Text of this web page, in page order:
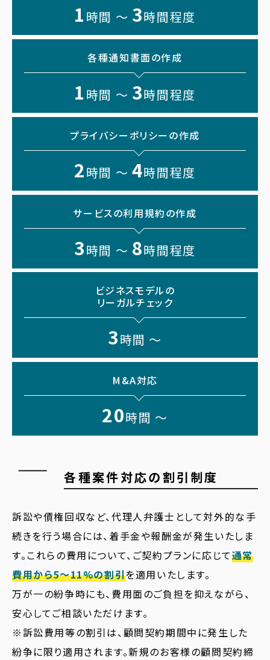
1 時間 〜 3時間程度
各種通知書面の作成
1 時間 〜 3時間程度
プライバシーポリシーの作成
2時間 〜 4時間程度
サービスの利用規約の作成
3時間 〜 8時間程度
ビジネスモデルの
リーガルチェック
3時間 〜
M&A対応
20時間 〜
各種案件対応の割引制度
訴訟や債権回収など、代理人弁護士として対外的な手
続きを行う場合には、着手金や報酬金が発生いたしま
す。これらの費用について、ご契約プランに応じて通常
費用から5〜11%の割引を適用いたします。
万が一の紛争時にも、費用面のご負担を抑えながら、
安心してご相談いただけます。
※訴訟費用等の割引は、顧問契約期間中に発生した
紛争に限り適用されます。新規のお客様の顧問契約締